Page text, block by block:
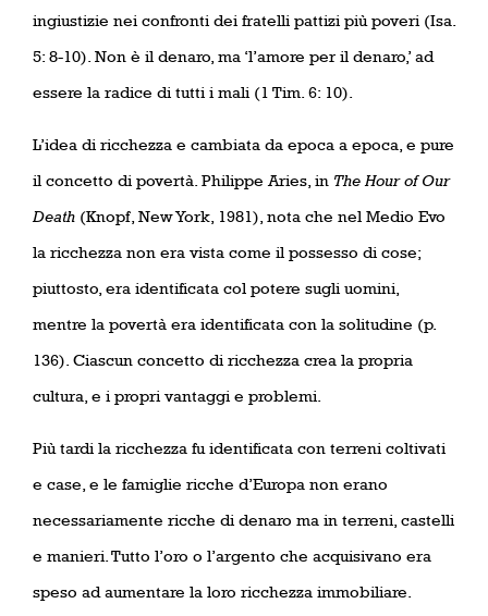
ingiustizie nei confronti dei fratelli pattizi più poveri (Isa.
5: 8-10). Non è il denaro, ma ‘l’amore per il denaro,’ ad
essere la radice di tutti i mali (1 Tim. 6: 10).
L’idea di ricchezza e cambiata da epoca a epoca, e pure
il concetto di povertà. Philippe Aries, in The Hour of Our
Death (Knopf, New York, 1981), nota che nel Medio Evo
la ricchezza non era vista come il possesso di cose;
piuttosto, era identificata col potere sugli uomini,
mentre la povertà era identificata con la solitudine (p.
136). Ciascun concetto di ricchezza crea la propria
cultura, e i propri vantaggi e problemi.
Più tardi la ricchezza fu identificata con terreni coltivati
e case, e le famiglie ricche d’Europa non erano
necessariamente ricche di denaro ma in terreni, castelli
e manieri. Tutto l’oro o l’argento che acquisivano era
speso ad aumentare la loro ricchezza immobiliare.